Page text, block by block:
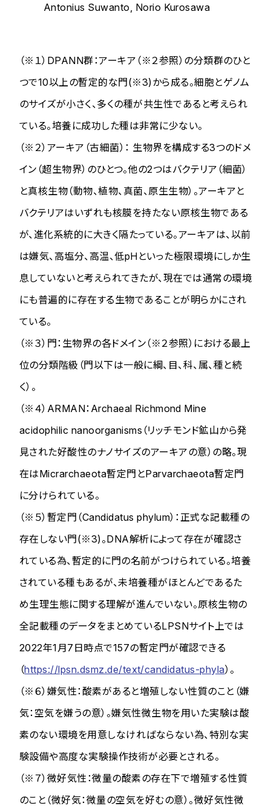
Antonius Suwanto, Norio Kurosawa
（※１）DPANN群：アーキア（※２参照）の分類群のひと
つで10以上の暫定的な門(※3)から成る。細胞とゲノム
のサイズが小さく、多くの種が共生性であると考えられ
ている。培養に成功した種は非常に少ない。
（※２）アーキア（古細菌）： 生物界を構成する3つのドメ
イン（超生物界）のひとつ。他の2つはバクテリア（細菌）
と真核生物（動物、植物、真菌、原生生物）。アーキアと
バクテリアはいずれも核膜を持たない原核生物である
が、進化系統的に大きく隔たっている。アーキアは、以前
は嫌気、高塩分、高温、低pHといった極限環境にしか生
息していないと考えられてきたが、現在では通常の環境
にも普遍的に存在する生物であることが明らかにされ
ている。
（※３）門：生物界の各ドメイン（※２参照）における最上
位の分類階級（門以下は一般に綱、目、科、属、種と続
く）。
（※４）ARMAN：Archaeal Richmond Mine
acidophilic nanoorganisms（リッチモンド鉱山から発
見された好酸性のナノサイズのアーキアの意）の略。現
在はMicrarchaeota暫定門とParvarchaeota暫定門
に分けられている。
（※５）暫定門（Candidatus phylum）：正式な記載種の
存在しない門(※3)。DNA解析によって存在が確認さ
れている為、暫定的に門の名前がつけられている。培養
されている種もあるが、未培養種がほとんどであるた
め生理生態に関する理解が進んでいない。原核生物の
全記載種のデータをまとめているLPSNサイト上では
2022年1月7日時点で157の暫定門が確認できる
（https://lpsn.dsmz.de/text/candidatus-phyla）。
（※６）嫌気性：酸素があると増殖しない性質のこと（嫌
気：空気を嫌うの意）。嫌気性微生物を用いた実験は酸
素のない環境を用意しなければならない為、特別な実
験設備や高度な実験操作技術が必要とされる。
（※７）微好気性：微量の酸素の存在下で増殖する性質
のこと（微好気：微量の空気を好むの意）。微好気性微